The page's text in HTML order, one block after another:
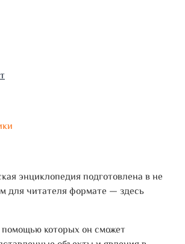
энциклопедия подготовлена в не
для читателя формате — здесь
которых он сможет